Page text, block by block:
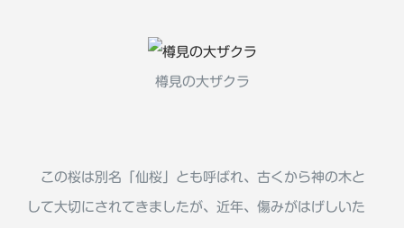
樽見の大ザクラ
この桜は別名「仙桜」とも呼ばれ、古くから神の木と
して大切にされてきましたが、近年、傷みがはげしいた